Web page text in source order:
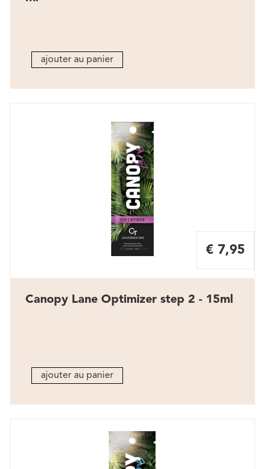
ajouter au panier
€ 7,95
Canopy Lane Optimizer step 2 - 15ml
ajouter au panier